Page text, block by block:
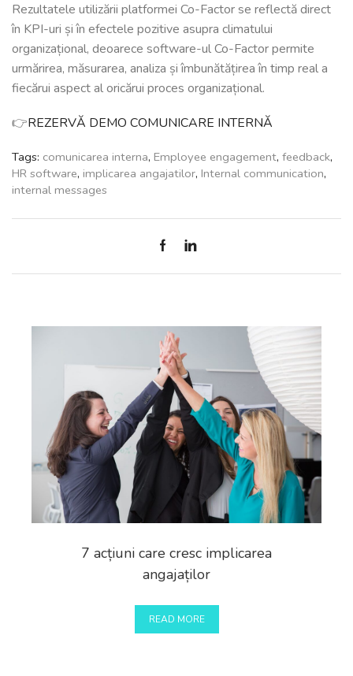
Rezultatele utilizării platformei Co-Factor se reflectă direct
în KPI-uri și în efectele pozitive asupra climatului
organizațional, deoarece software-ul Co-Factor permite
urmărirea, măsurarea, analiza și îmbunătățirea în timp real a
fiecărui aspect al oricărui proces organizațional.
👉REZERVĂ DEMO COMUNICARE INTERNĂ
Tags: comunicarea interna, Employee engagement, feedback,
HR software, implicarea angajatilor, Internal communication,
internal messages
7 acțiuni care cresc implicarea
angajaților
READ MORE